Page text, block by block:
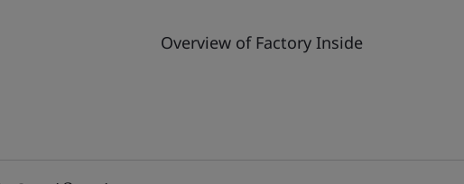
Overview of Factory Inside